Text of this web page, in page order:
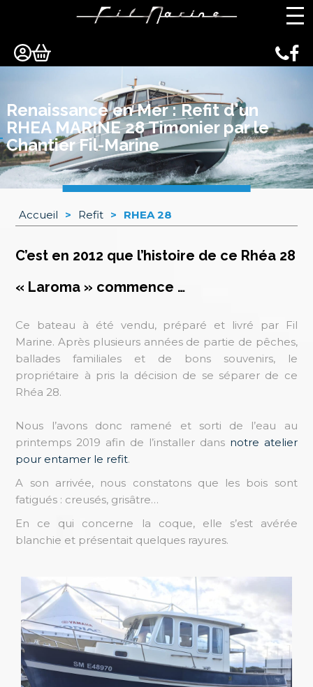
Renaissance en Mer : Refit d'un
RHEA MARINE 28 Timonier par le
Chantier Fil-Marine
Accueil > Refit > RHEA 28
C’est en 2012 que l’histoire de ce Rhéa 28
« Laroma » commence …
Ce bateau à été vendu, préparé et livré par Fil
Marine. Après plusieurs années de partie de pêches,
ballades familiales et de bons souvenirs, le
propriétaire à pris la décision de se séparer de ce
Rhéa 28.
Nous l’avons donc ramené et sorti de l’eau au
printemps 2019 afin de l’installer dans notre atelier
pour entamer le refit.
A son arrivée, nous constatons que les bois sont
fatigués : creusés, grisâtre…
En ce qui concerne la coque, elle s’est avérée
blanchie et présentait quelques rayures.
Panneau de gestion des cookies